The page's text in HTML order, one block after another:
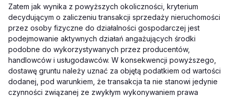
Zatem jak wynika z powyższych okoliczności, kryterium
decydującym o zaliczeniu transakcji sprzedaży nieruchomości
przez osoby fizyczne do działalności gospodarczej jest
podejmowanie aktywnych działań angażujących środki
podobne do wykorzystywanych przez producentów,
handlowców i usługodawców. W konsekwencji powyższego,
dostawę gruntu należy uznać za objętą podatkiem od wartości
dodanej, pod warunkiem, że transakcja ta nie stanowi jedynie
czynności związanej ze zwykłym wykonywaniem prawa